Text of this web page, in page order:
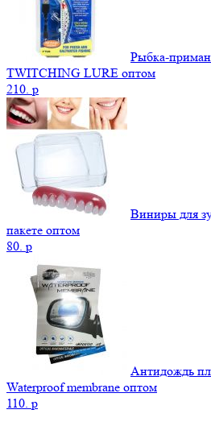
Рыбка-
TWITCHING LURE оптом
210. p
Виниры для
пакете оптом
80. p
Антидождь
Waterproof membrane оптом
110. p